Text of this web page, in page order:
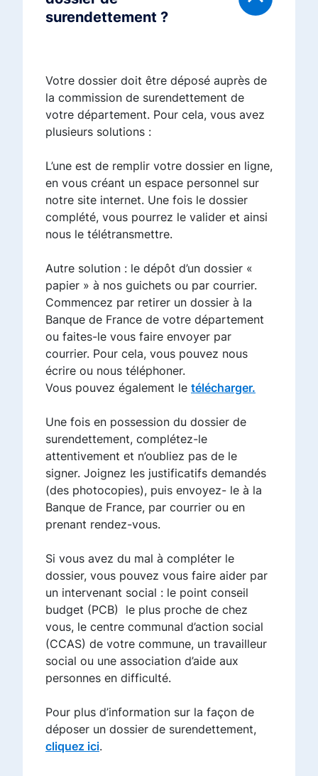
surendettement ?
Votre dossier doit être déposé auprès de
la commission de surendettement de
votre département. Pour cela, vous avez
plusieurs solutions :
L’une est de remplir votre dossier en ligne,
en vous créant un espace personnel sur
notre site internet. Une fois le dossier
complété, vous pourrez le valider et ainsi
nous le télétransmettre.
Autre solution : le dépôt d’un dossier «
papier » à nos guichets ou par courrier.
Commencez par retirer un dossier à la
Banque de France de votre département
ou faites-le vous faire envoyer par
courrier. Pour cela, vous pouvez nous
écrire ou nous téléphoner.
Vous pouvez également le télécharger.
Une fois en possession du dossier de
surendettement, complétez-le
attentivement et n’oubliez pas de le
signer. Joignez les justificatifs demandés
(des photocopies), puis envoyez- le à la
Banque de France, par courrier ou en
prenant rendez-vous.
Si vous avez du mal à compléter le
dossier, vous pouvez vous faire aider par
un intervenant social : le point conseil
budget (PCB) le plus proche de chez
vous, le centre communal d’action social
(CCAS) de votre commune, un travailleur
social ou une association d’aide aux
personnes en difficulté.
Pour plus d’information sur la façon de
déposer un dossier de surendettement,
cliquez ici.